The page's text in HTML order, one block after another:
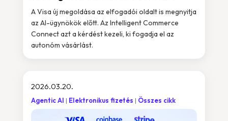
A Visa új megoldása az elfogadói oldalt is megnyitja
az AI-ügynökök előtt. Az Intelligent Commerce
Connect azt a kérdést kezeli, ki fogadja el az
autonóm vásárlást.
2026.03.20.
Agentic AI Elektronikus fizetés Összes cikk